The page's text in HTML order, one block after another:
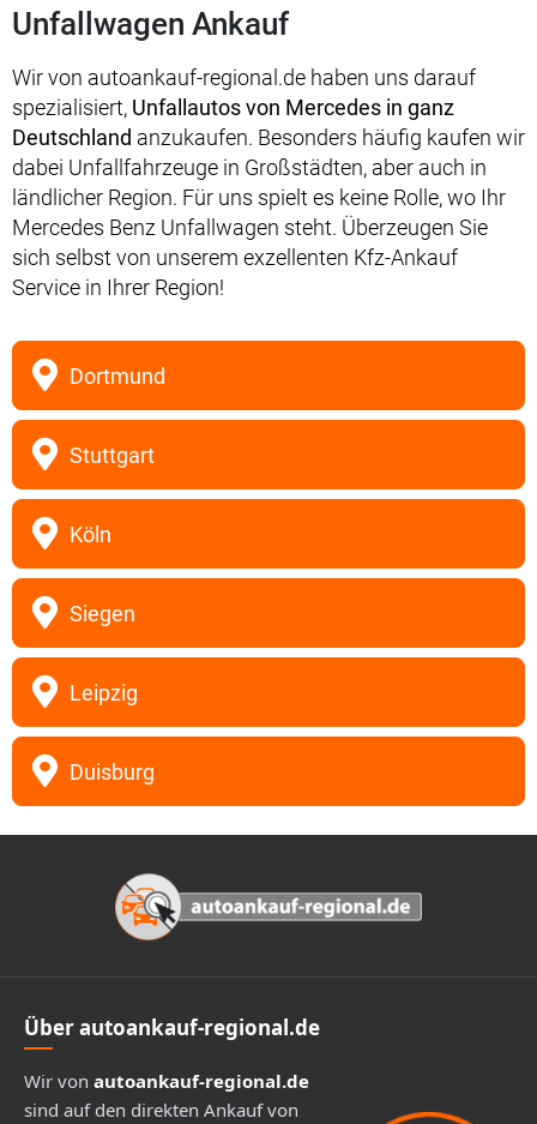
Unfallwagen Ankauf
Wir von autoankauf-regional.de haben uns darauf
spezialisiert, Unfallautos von Mercedes in ganz
Deutschland anzukaufen. Besonders häufig kaufen wir
dabei Unfallfahrzeuge in Großstädten, aber auch in
ländlicher Region. Für uns spielt es keine Rolle, wo Ihr
Mercedes Benz Unfallwagen steht. Überzeugen Sie
sich selbst von unserem exzellenten Kfz-Ankauf
Service in Ihrer Region!
Dortmund
Stuttgart
Köln
Siegen
Leipzig
Duisburg
Über autoankauf-regional.de
Wir von autoankauf-regional.de
sind auf den direkten Ankauf von